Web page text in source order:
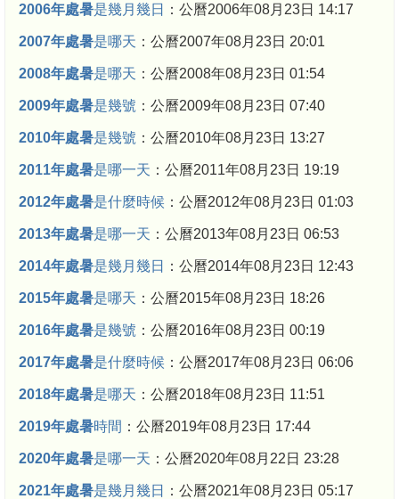
2006年處暑是幾月幾日 ：公曆2006年08月23日 14:17
2007年處暑是哪天 ：公曆2007年08月23日 20:01
2008年處暑是哪天 ：公曆2008年08月23日 01:54
2009年處暑是幾號 ：公曆2009年08月23日 07:40
2010年處暑是幾號 ：公曆2010年08月23日 13:27
2011年處暑是哪一天 ：公曆2011年08月23日 19:19
2012年處暑是什麼時候 ：公曆2012年08月23日 01:03
2013年處暑是哪一天 ：公曆2013年08月23日 06:53
2014年處暑是幾月幾日 ：公曆2014年08月23日 12:43
2015年處暑是哪天 ：公曆2015年08月23日 18:26
2016年處暑是幾號 ：公曆2016年08月23日 00:19
2017年處暑是什麼時候 ：公曆2017年08月23日 06:06
2018年處暑是哪天 ：公曆2018年08月23日 11:51
2019年處暑時間 ：公曆2019年08月23日 17:44
2020年處暑是哪一天 ：公曆2020年08月22日 23:28
2021年處暑是幾月幾日 ：公曆2021年08月23日 05:17